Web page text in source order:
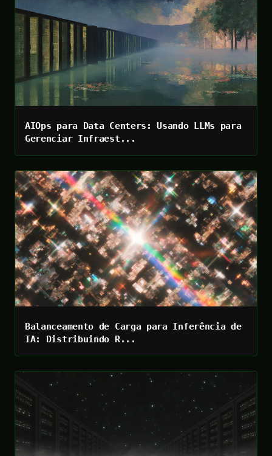
AIOps para Data Centers: Usando LLMs para
Gerenciar Infraest...
Balanceamento de Carga para Inferência de
IA: Distribuindo R...